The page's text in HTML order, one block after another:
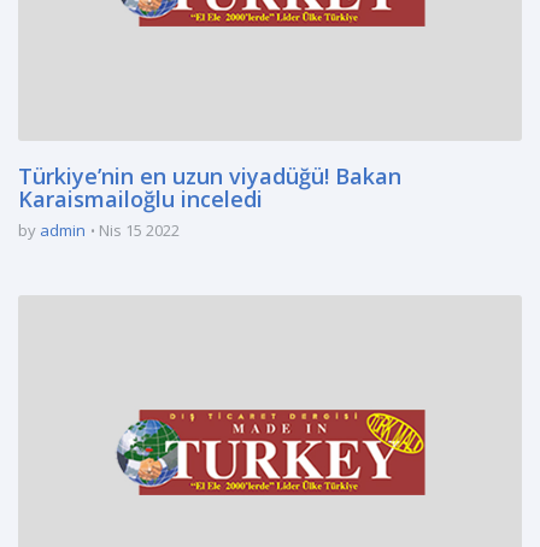
Türkiye’nin en uzun viyadüğü! Bakan
Karaismailoğlu inceledi
by admin Nis 15 2022